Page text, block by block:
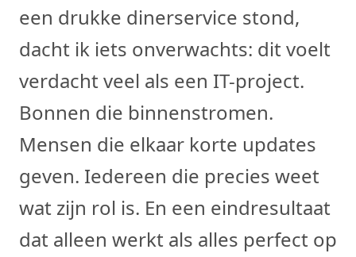
een drukke dinerservice stond,
dacht ik iets onverwachts: dit voelt
verdacht veel als een IT-project.
Bonnen die binnenstromen.
Mensen die elkaar korte updates
geven. Iedereen die precies weet
wat zijn rol is. En een eindresultaat
dat alleen werkt als alles perfect op